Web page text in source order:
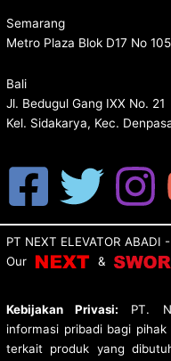
Semarang
Metro Plaza Blok D17 No 105
Bali
Jl. Bedugul Gang IXX No. 21
Kel. Sidakarya, Kec.
PT NEXT ELEVATOR ABADI
Our
&
Kebijakan Privasi: PT.
informasi pribadi bagi
terkait produk yang